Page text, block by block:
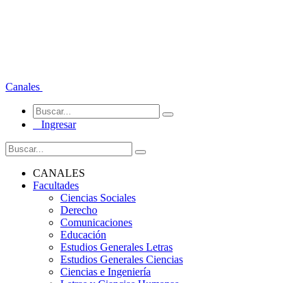
Canales
Ingresar
CANALES
Facultades
Ciencias Sociales
Derecho
Comunicaciones
Educación
Estudios Generales Letras
Estudios Generales Ciencias
Ciencias e Ingeniería